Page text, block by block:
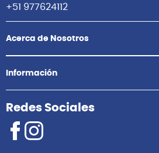
+51 977624112
Acerca de Nosotros
Información
Redes Sociales